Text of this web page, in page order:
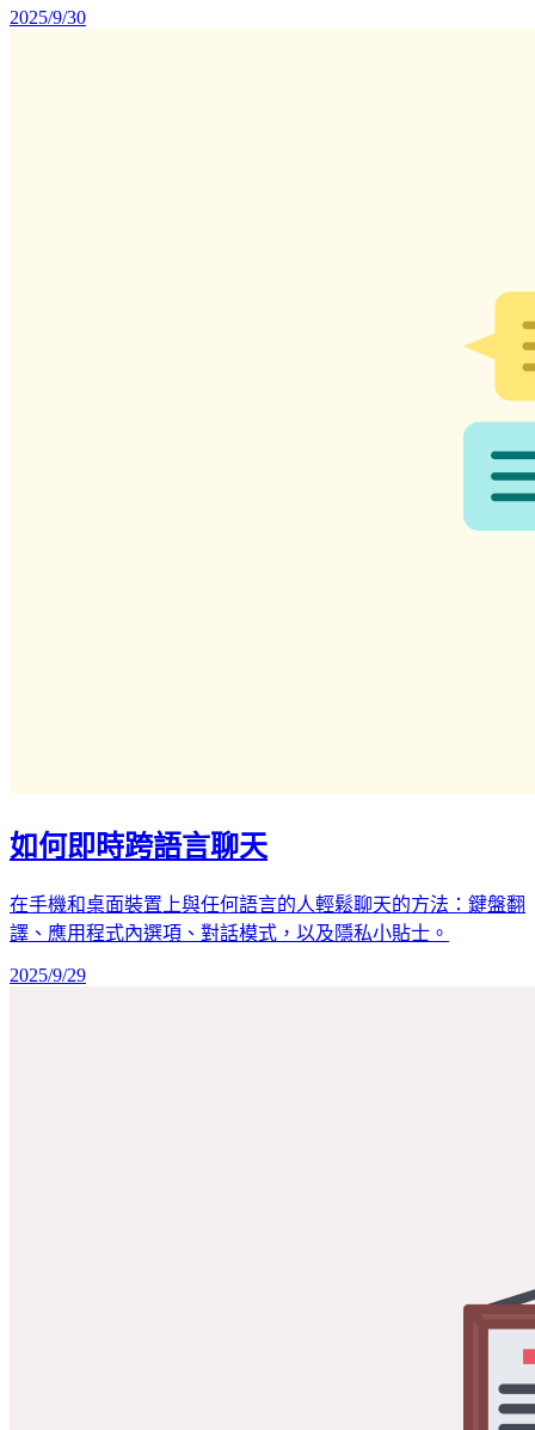
2025/9/30
如何即時跨語言聊天
在手機和桌面裝置上與任何語言的人輕鬆聊天的方法：鍵盤翻
譯、應用程式內選項、對話模式，以及隱私小貼士。
2025/9/29